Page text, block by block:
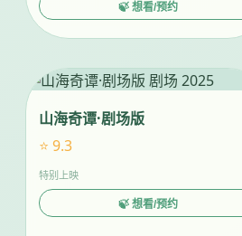
🍃 想看/预约
山海奇谭·剧场版
⭐ 9.3
特别上映
🍃 想看/预约